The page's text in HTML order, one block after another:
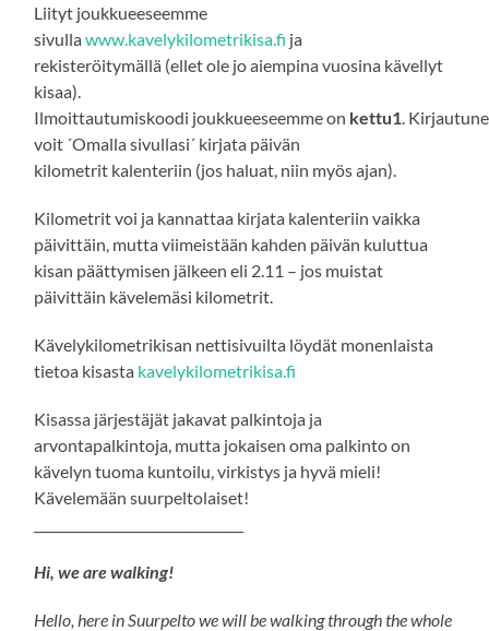
Liityt joukkueeseemme
sivullawww.kavelykilometrikisa.fi ja
rekisteröitymällä (ellet ole jo aiempina vuosina kävellyt
kisaa).
Ilmoittautumiskoodi joukkueeseemme on kettu1 .
voit ´Omalla sivullasi´ kirjata päivän
kilometrit kalenteriin (jos haluat, niin myös ajan).
Kilometrit voi ja kannattaa kirjata kalenteriin vaikka
päivittäin, mutta viimeistään kahden päivän kuluttua
kisan päättymisen jälkeen eli 2.11 – jos muistat
päivittäin kävelemäsi kilometrit.
Kävelykilometrikisan nettisivuilta löydät monenlaista
tietoa kisasta kavelykilometrikisa.fi
Kisassa järjestäjät jakavat palkintoja ja
arvontapalkintoja, mutta jokaisen oma palkinto on
kävelyn tuoma kuntoilu, virkistys ja hyvä mieli!
Kävelemään suurpeltolaiset!
Hi, we are walking!
Hello, here in Suurpelto we will be walking through the whole